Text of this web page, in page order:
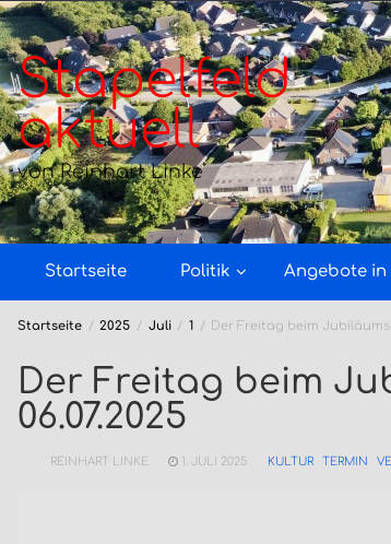
Zum
Inhalt
springen
Stapelfeld
aktuell
von Reinhart Linke
Startseite Politik Angebote in
Startseite 2025 Juli 1 Der Freitag beim
Der Freitag beim
06.07.2025
REINHART LINKE 1. JULI 2025 KULTUR TERMIN